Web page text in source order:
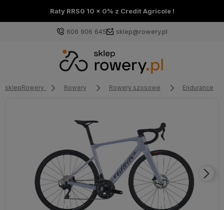
Raty RRS0 10 x 0% z Credit Agricole !
606 906 645 sklep@rowery.pl
sklepRowery Rowery Rowery szosowe Endurance